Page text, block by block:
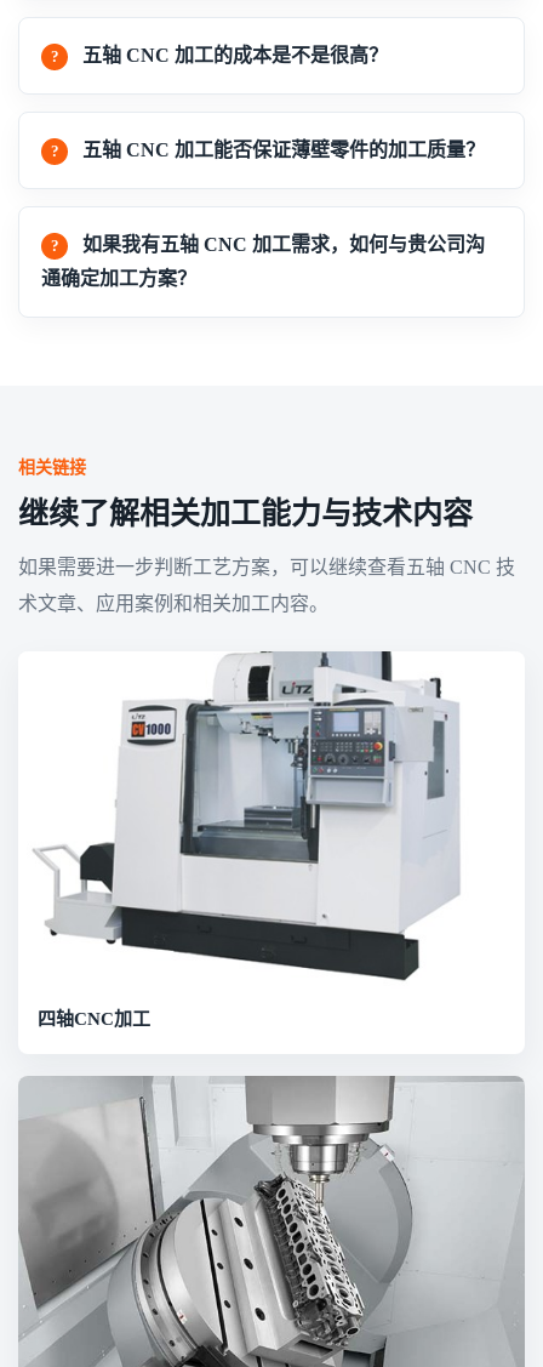
五轴 CNC 加工的成本是不是很高？
五轴 CNC 加工能否保证薄壁零件的加工质量？
如果我有五轴 CNC 加工需求，如何与贵公司沟
通确定加工方案？
相关链接
继续了解相关加工能力与技术内容
如果需要进一步判断工艺方案，可以继续查看五轴 CNC 技
术文章、应用案例和相关加工内容。
四轴CNC加工